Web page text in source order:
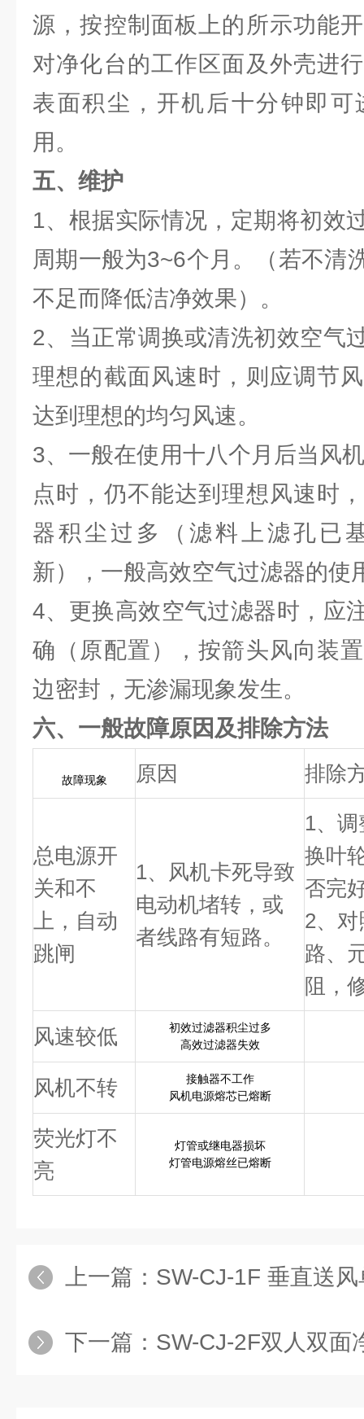
源，按控制面板上的所示功能
对净化台的工作区面及外壳进
表面积尘，开机后十分钟即
用。
五、维护
1、根据实际情况，定期将初效
周期一般为3~6个月。（若不清
不足而降低洁净效果）。
2、当正常调换或清洗初效空气
理想的截面风速时，则应调节
达到理想的均匀风速。
3、一般在使用十八个月后当风
点时，仍不能达到理想风速时
器积尘过多（滤料上滤孔已
新），一般高效空气过滤器的使
4、更换高效空气过滤器时，应
确（原配置），按箭头风向装
边密封，无渗漏现象发生。
六、一般故障原因及排除方法
故障现象 原因 排除
总电源开
关和不
上，自动
跳闸
1、风机卡死导致
电动机堵转，或
者线路有短路。
1、
换叶
否完
2、
路、
阻，
风速较低
初效过滤器积尘过多
高效过滤器失效
风机不转
接触器不工作
风机电源熔芯已熔断
荧光灯不
亮
灯管或继电器损坏
灯管电源熔丝已熔断
上一篇： SW-CJ-1F 垂直送
下一篇： SW-CJ-2F双人双面